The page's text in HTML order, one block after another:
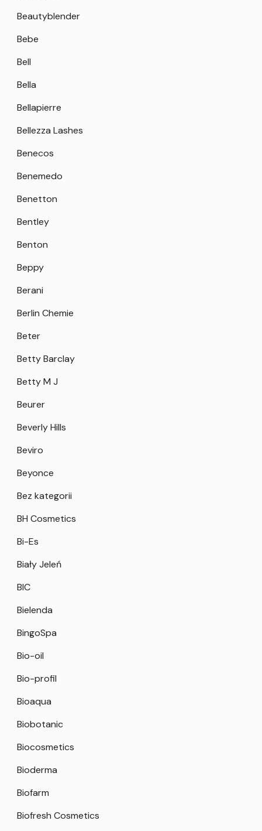
Beautyblender
Bebe
Bell
Bella
Bellapierre
Bellezza Lashes
Benecos
Benemedo
Benetton
Bentley
Benton
Beppy
Berani
Berlin Chemie
Beter
Betty Barclay
Betty M J
Beurer
Beverly Hills
Beviro
Beyonce
Bez kategorii
BH Cosmetics
Bi-Es
Biały Jeleń
BIC
Bielenda
BingoSpa
Bio-oil
Bio-profil
Bioaqua
Biobotanic
Biocosmetics
Bioderma
Biofarm
Biofresh Cosmetics